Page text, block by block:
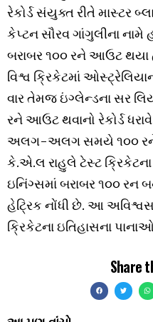
રેકોર્ડ સંયુક્ત રીતે માસ્ટર
કેપ્ટન સૌરવ ગાંગુલીના
બરાબર ૧૦૦ રને આઉટ થયા
વિશ્વ ક્રિકેટમાં
વાર તેમજ ઇંગ્લેન્ડના સર
રને આઉટ થવાનો રેકોર્ડ
અલગ-અલગ સમયે ૧૦૦ રને
કે.એ.લ રાહુલે ટેસ્ટ
ઇનિંગ્સમાં બરાબર ૧૦૦ રન
હેટ્રિક નોંધી છે. આ
ક્રિકેટના ઇતિહાસના
Share